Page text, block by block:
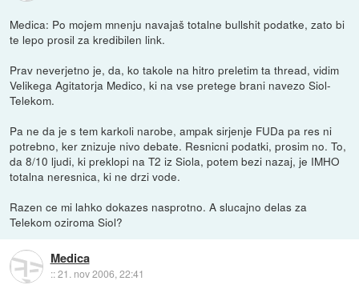
Medica: Po mojem mnenju navajaš totalne bullshit podatke, zato bi
te lepo prosil za kredibilen link.
Prav neverjetno je, da, ko takole na hitro preletim ta thread, vidim
Velikega Agitatorja Medico, ki na vse pretege brani navezo Siol-
Telekom.
Pa ne da je s tem karkoli narobe, ampak sirjenje FUDa pa res ni
potrebno, ker znizuje nivo debate. Resnicni podatki, prosim no. To,
da 8/10 ljudi, ki preklopi na T2 iz Siola, potem bezi nazaj, je IMHO
totalna neresnica, ki ne drzi vode.
Razen ce mi lahko dokazes nasprotno. A slucajno delas za
Telekom oziroma Siol?
Medica
::21. nov 2006, 22:41